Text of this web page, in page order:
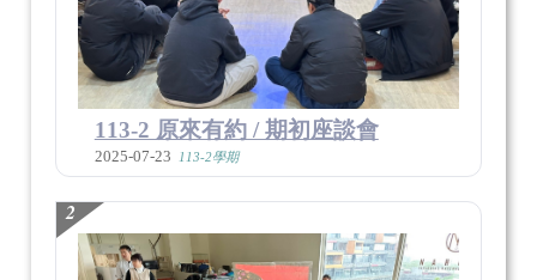
113-2 原來有約 / 期初座談會
2025-07-23 113-2學期
2